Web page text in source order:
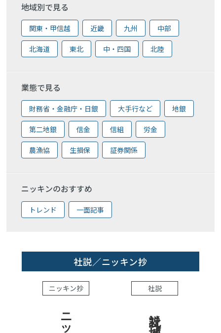
地域別で見る
関東・甲信越 近畿 九州 中部
北海道 東北 中・四国 北陸
業態で見る
財務省・金融庁・日銀 大手行など 地銀
第二地銀 信金 信組 労金
農漁協 生損保 証券関係
ニッキンのおすすめ
トレンド 一面記事
社説／ニッキン抄
ニッキン抄 社説